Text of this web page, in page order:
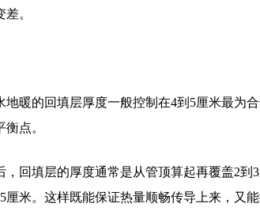
。
暖的回填层厚度一般控制在4到5厘米最为
点。
回填层的厚度通常是从管顶算起再覆盖2到
米。这样既能保证热量顺畅传导上来，又能